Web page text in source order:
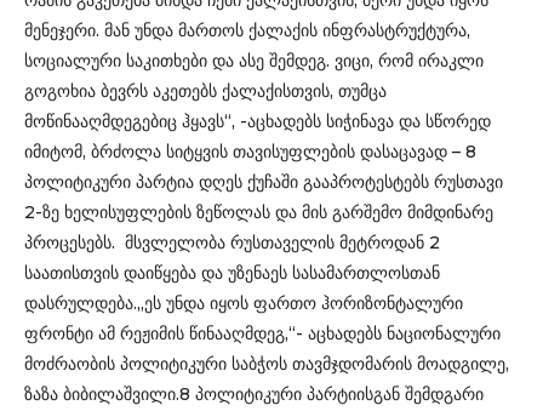
მენეჯერი. მან უნდა მართოს ქალაქის ინფრასტრუქტურა,
სოციალური საკითხები და ასე შემდეგ. ვიცი, რომ ირაკლი
გოგოხია ბევრს აკეთებს ქალაქისთვის, თუმცა
მოწინააღმდეგებიც ჰყავს“, -აცხადებს სიჭინავა და სწორედ
იმიტომ, ბრძოლა სიტყვის თავისუფლების დასაცავად – 8
პოლიტიკური პარტია დღეს ქუჩაში გააპროტესტებს რუსთავი
2-ზე ხელისუფლების ზეწოლას და მის გარშემო მიმდინარე
პროცესებს. მსვლელობა რუსთაველის მეტროდან 2
საათისთვის დაიწყება და უზენაეს სასამართლოსთან
დასრულდება.„ეს უნდა იყოს ფართო ჰორიზონტალური
ფრონტი ამ რეჟიმის წინააღმდეგ,“- აცხადებს ნაციონალური
მოძრაობის პოლიტიკური საბჭოს თავმჯდომარის მოადგილე,
ზაზა ბიბილაშვილი.8 პოლიტიკური პარტიისგან შემდგარი